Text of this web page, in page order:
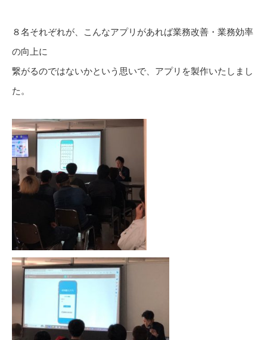
８名それぞれが、こんなアプリがあれば業務改善・業務効率
の向上に
繋がるのではないかという思いで、アプリを製作いたしまし
た。